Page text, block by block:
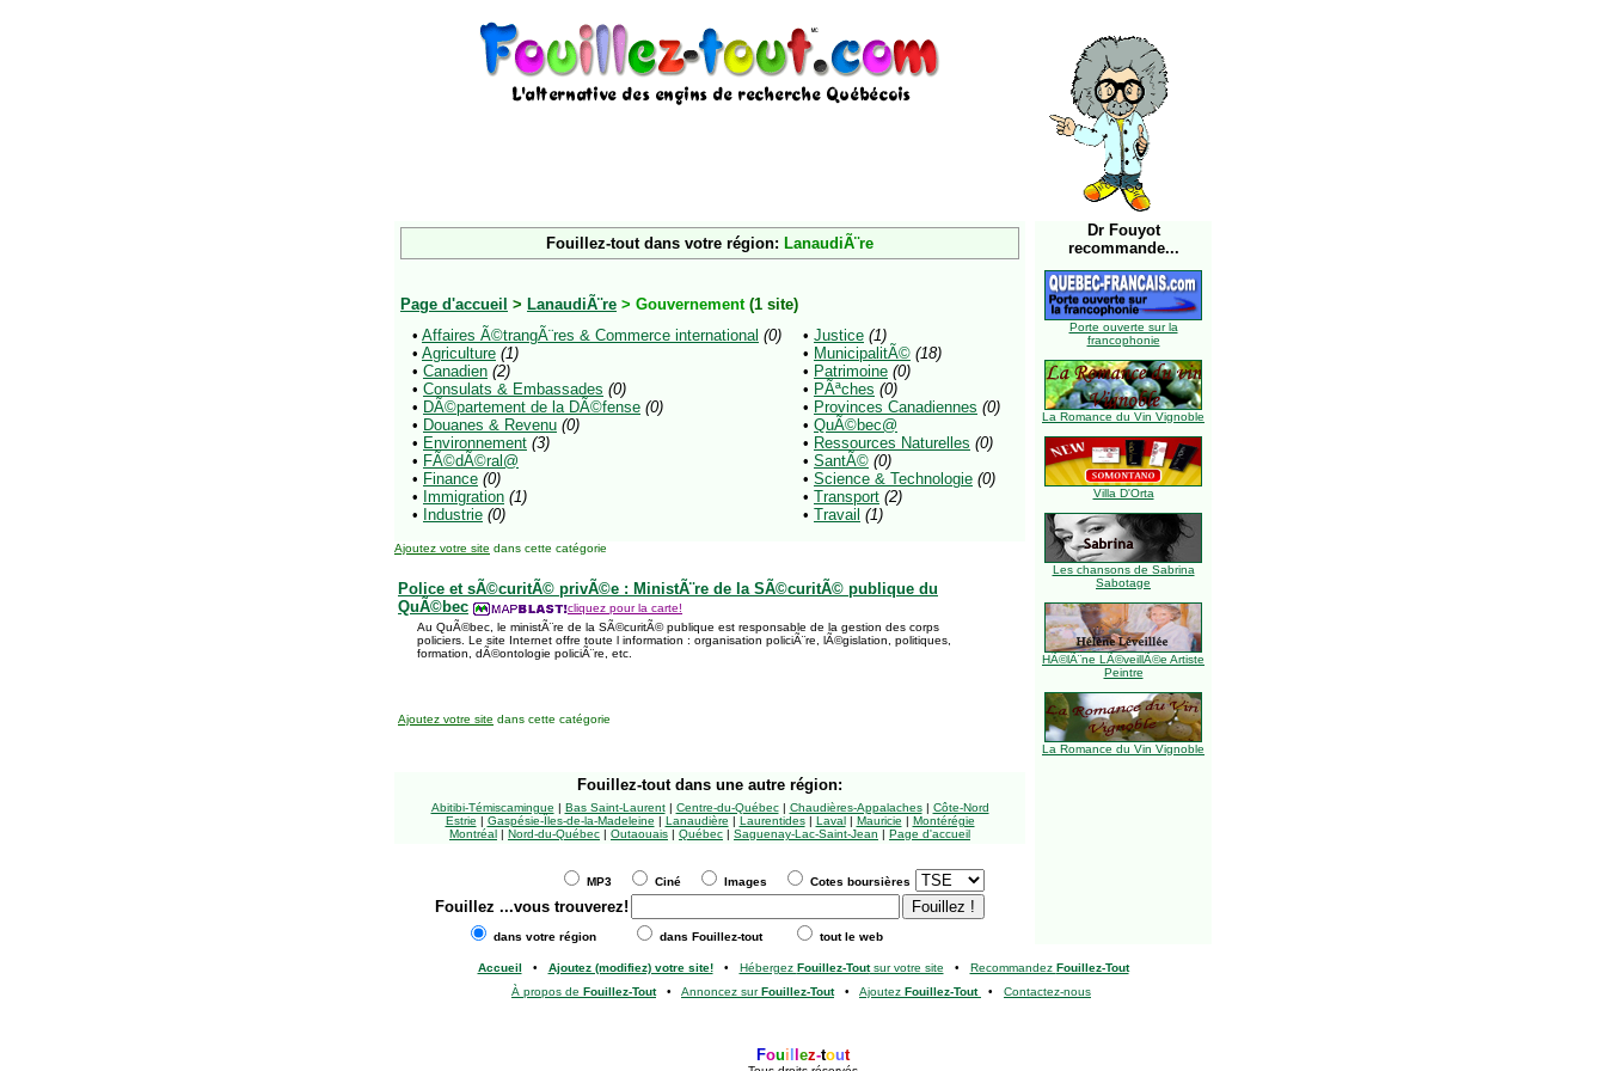
Fouillez-tout dans votre région: LanaudiÃ¨re
Page d'accueil > LanaudiÃ¨re > Gouvernement (1 site)
• Affaires Ã©trangÃ¨res & Commerce international (0)
• Agriculture (1)
• Canadien (2)
• Consulats & Embassades (0)
• DÃ©partement de la DÃ©fense (0)
• Douanes & Revenu (0)
• Environnement (3)
• FÃ©dÃ©ral@
• Finance (0)
• Immigration (1)
• Industrie (0)
• Justice (1)
• MunicipalitÃ© (18)
• Patrimoine (0)
• PÃªches (0)
• Provinces Canadiennes (0)
• QuÃ©bec@
• Ressources Naturelles (0)
• SantÃ© (0)
• Science & Technologie (0)
• Transport (2)
• Travail (1)
Ajoutez votre site dans cette catégorie
Police et sÃ©curitÃ© privÃ©e : MinistÃ¨re de la SÃ©curitÃ© publique du
QuÃ©bec
cliquez pour la carte!
Au QuÃ©bec, le ministÃ¨re de la SÃ©curitÃ© publique est responsable de la gestion des corps
policiers. Le site Internet offre toute l information : organisation policiÃ¨re, lÃ©gislation, politiques,
formation, dÃ©ontologie policiÃ¨re, etc.
Dr Fouyot
recommande...
Porte ouverte sur la
francophonie
La Romance du Vin Vignoble
Villa D'Orta
Les chansons de Sabrina
Sabotage
HÃ©lÃ¨ne LÃ©veillÃ©e Artiste
Peintre
La Romance du Vin Vignoble
Ajoutez votre site dans cette catégorie
Fouillez-tout dans une autre région:
Abitibi-Témiscamingue | Bas Saint-Laurent| Centre-du-Québec| Chaudières-Appalaches| Côte-Nord
Estrie | Gaspésie-Îles-de-la-Madeleine | Lanaudière | Laurentides| Laval| Mauricie | Montérégie
Montréal | Nord-du-Québec | Outaouais | Québec | Saguenay-Lac-Saint-Jean | Page d'accueil
MP3 Ciné Images Cotes boursières
Fouillez ...vous trouverez!
dans votre région dans Fouillez-tout tout le web
Accueil • Ajoutez (modifiez) votre site!• Hébergez Fouillez-Toutsur votre site • Recommandez Fouillez-Tout
À propos de Fouillez-Tout• Annoncez surFouillez-Tout• Ajoutez Fouillez-Tout • Contactez-nous
Foui ez-tout